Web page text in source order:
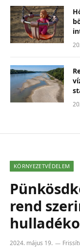
KÖRNYEZETVÉDELEM
rend
2024. május 19.